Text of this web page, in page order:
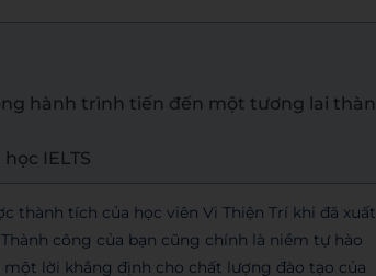
hành trình tiến đến một tương lai thàn
IELTS
thành tích của học viên Vi Thiện Trí khi đã xuất
công của bạn cũng chính là niềm tự hào
lời khẳng định cho chất lượng đào tạo của